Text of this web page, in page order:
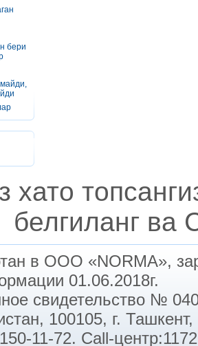
бери
хато
белгиланг ва
в ООО «NORMA»,
01.06.2018г.
свидетельство №
100105, г.
11-72. Call-